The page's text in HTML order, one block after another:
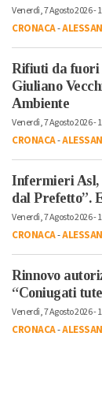
Venerdì, 7 Agosto 2026 -
CRONACA-
Rifiuti da fuori
Giuliano
Ambiente
Venerdì, 7 Agosto 2026 -
CRONACA-
Infermieri Asl,
dal Prefetto”.
Venerdì, 7 Agosto 2026 -
CRONACA-
Rinnovo
“Coniugati
Venerdì, 7 Agosto 2026 -
CRONACA-